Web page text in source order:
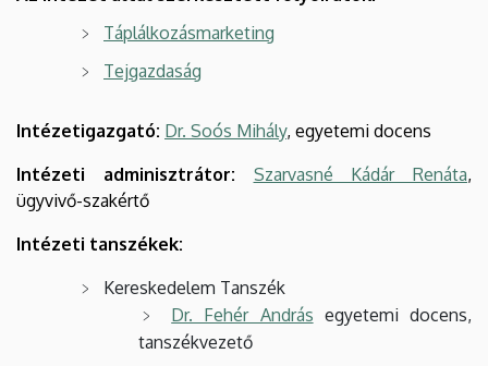
Táplálkozásmarketing
Tejgazdaság
Intézetigazgató: Dr. Soós Mihály, egyetemi docens
Intézeti adminisztrátor: Szarvasné Kádár Renáta,
ügyvivő-szakértő
Intézeti tanszékek:
Kereskedelem Tanszék
Dr. Fehér András egyetemi docens,
tanszékvezető